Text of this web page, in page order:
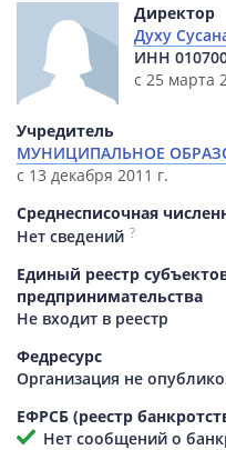
Директор
Духу
ИНН
с 25 марта
Учредитель
МУНИЦИПАЛЬНОЕ
с 13 декабря 2011 г.
Среднесписочная
Нет сведений ?
Единый реестр
предпринимательства
Не входит в реестр
Федресурс
Организация не
ЕФРСБ (реестр
Нет сообщений о